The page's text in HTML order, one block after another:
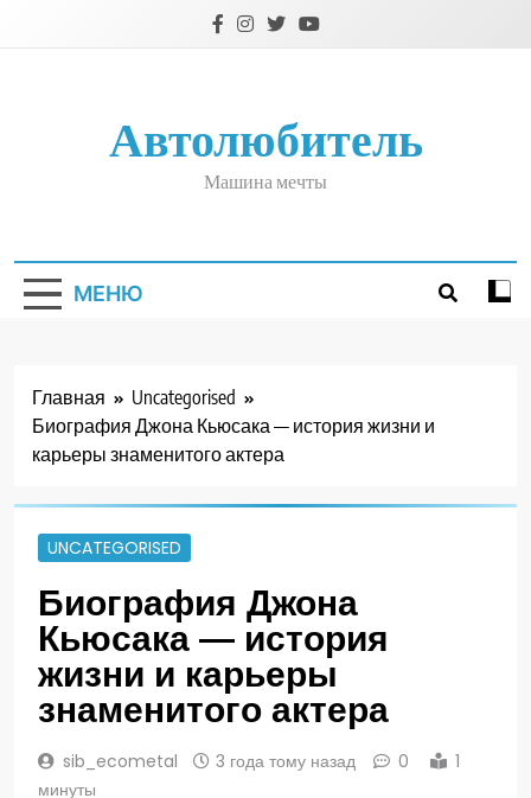
Автолюбитель
Машина мечты
МЕНЮ
Главная
Uncategorised
Биография Джона Кьюсака — история жизни и
карьеры знаменитого актера
UNCATEGORISED
Биография Джона
Кьюсака — история
жизни и карьеры
знаменитого актера
sib_ecometal 3 года тому назад 0
1
минуты